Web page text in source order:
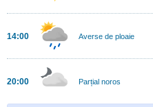
14:00 Averse de ploaie
20:00 Parțial noros